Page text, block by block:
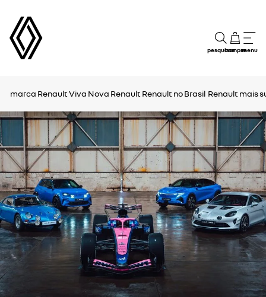
pesquisarcompremenu
marca RenaultViva Nova Renault Renault no Brasil Renault mais